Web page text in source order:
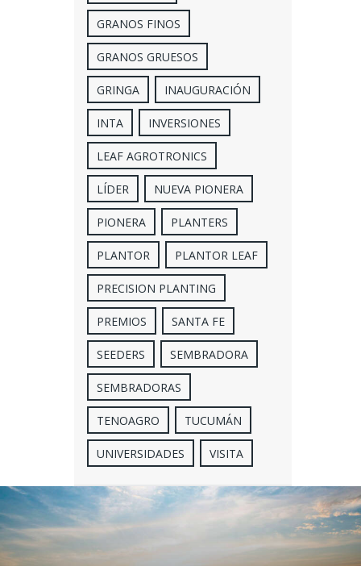
GRANOS FINOS
GRANOS GRUESOS
GRINGA INAUGURACIÓN
INTA INVERSIONES
LEAF AGROTRONICS
LÍDER NUEVA PIONERA
PIONERA PLANTERS
PLANTOR PLANTOR LEAF
PRECISION PLANTING
PREMIOS SANTA FE
SEEDERS SEMBRADORA
SEMBRADORAS
TENOAGRO TUCUMÁN
UNIVERSIDADES VISITA